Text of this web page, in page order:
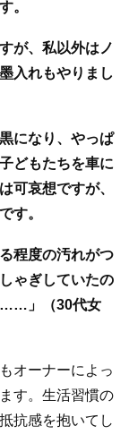
。
が、私以外はノ
入れもやりまし
になり、やっぱ
どもたちを車に
可哀想ですが、
す。
程度の汚れがつ
ゃぎしていたの
……」（30代女
オーナーによっ
す。生活習慣の
抗感を抱いてし